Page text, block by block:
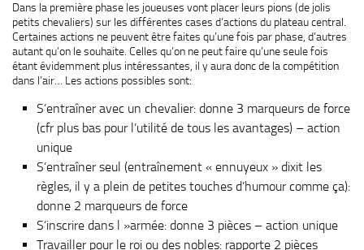
Dans la première phase les joueuses vont placer leurs pions (de jolis
petits chevaliers) sur les différentes cases d’actions du plateau central.
Certaines actions ne peuvent être faites qu’une fois par phase, d’autres
autant qu’on le souhaite. Celles qu’on ne peut faire qu’une seule fois
étant évidemment plus intéressantes, il y aura donc de la compétition
dans l’air… Les actions possibles sont:
S’entraîner avec un chevalier: donne 3 marqueurs de force
(cfr plus bas pour l’utilité de tous les avantages) – action
unique
S’entraîner seul (entraînement « ennuyeux » dixit les
règles, il y a plein de petites touches d’humour comme ça):
donne 2 marqueurs de force
S’inscrire dans l »armée: donne 3 pièces – action unique
Travailler pour le roi ou des nobles: rapporte 2 pièces